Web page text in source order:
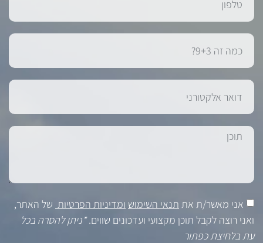
אני מאשר/ת את תנאי השימוש ומדיניות הפרטיות של האתר,
ואני רוצה לקבל תוכן מקצועי ועדכונים שווים.*ניתן להסרה בכל
עת בלחיצת כפתור